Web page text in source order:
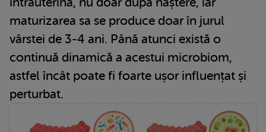
maturizarea sa se produce doar în jurul
vârstei de 3-4 ani. Până atunci există o
continuă dinamică a acestui microbiom,
astfel încât poate fi foarte ușor influențat și
perturbat.